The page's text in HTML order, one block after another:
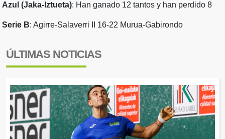
Azul (Jaka-Iztueta): Han ganado 12 tantos y han perdido 8
Serie B: Agirre-Salaverri II 16-22 Murua-Gabirondo
ÚLTIMAS NOTICIAS